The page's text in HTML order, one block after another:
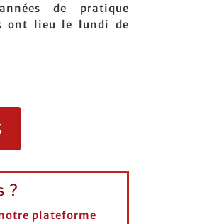
de pratique
ont lieu le lundi de
?
plateforme